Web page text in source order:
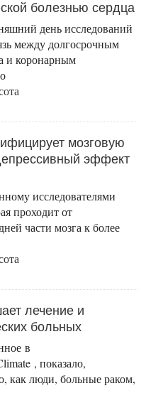
болезнью сердца
день исследований
между долгосрочным
и коронарным
мозговую
эффект
исследователями
проходит от
части мозга к более
лечение и
больных
в
, показало,
как люди, больные раком,